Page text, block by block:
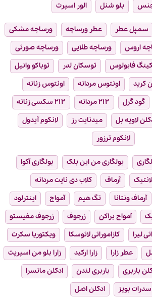
بلو شنل الور اسپرت
سمپل عطر عطر ورساچه
ورساچه مشکی
اروس ورساچه طلایی
ورساچه صورتی
فابولوس توسکان لدر
توباکو وانیل
کرید اونتوس مردانه
اونتوس زنانه
گود گرل ۲۱۲ مردانه
۲۱۲ سکسی زنانه
لاویه بل میدنایت رز
لانکوم آیدول
لانکوم ترزور
بولگاری من این بلک
بولگاری آکوا
آرماف
کلاب دی نایت مردانه
آرماف ونتانا تگ هیم آمواج
اینترلود
آمواج براکن زرجوف
زرجوف مفیستو
لیرا کازاموراتی لاتوسکا
ویکتوریا سکرت
عطر زارا زارا ارکید
زارا بلو من اسپریت
باربری باربری لندن
ادکلن مانسرا
سدرات بویز
ادکلن اصل